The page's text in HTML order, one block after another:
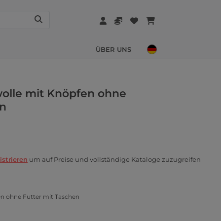
ÜBER UNS
mit Knöpfen ohne
um auf Preise und vollständige Kataloge zuzugreifen
ohne Futter mit Taschen